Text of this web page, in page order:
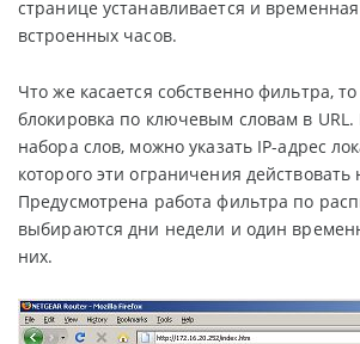
странице устанавливается и
встроенных часов.
Что же касается собственно фильтра,
блокировка по ключевым словам в
набора слов, можно указать IP-адрес
которого эти ограничения действовать
Предусмотрена работа фильтра по
выбираются дни недели и один
них.